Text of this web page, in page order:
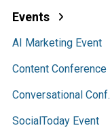
Events
AI Marketing Event
Content Conference
Conversational Conf.
SocialToday Event